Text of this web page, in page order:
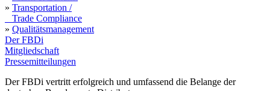
» Transportation /
Trade Compliance
» Qualitätsmanagement
Der FBDi
Mitgliedschaft
Pressemitteilungen
Der FBDi vertritt erfolgreich und umfassend die Belange der